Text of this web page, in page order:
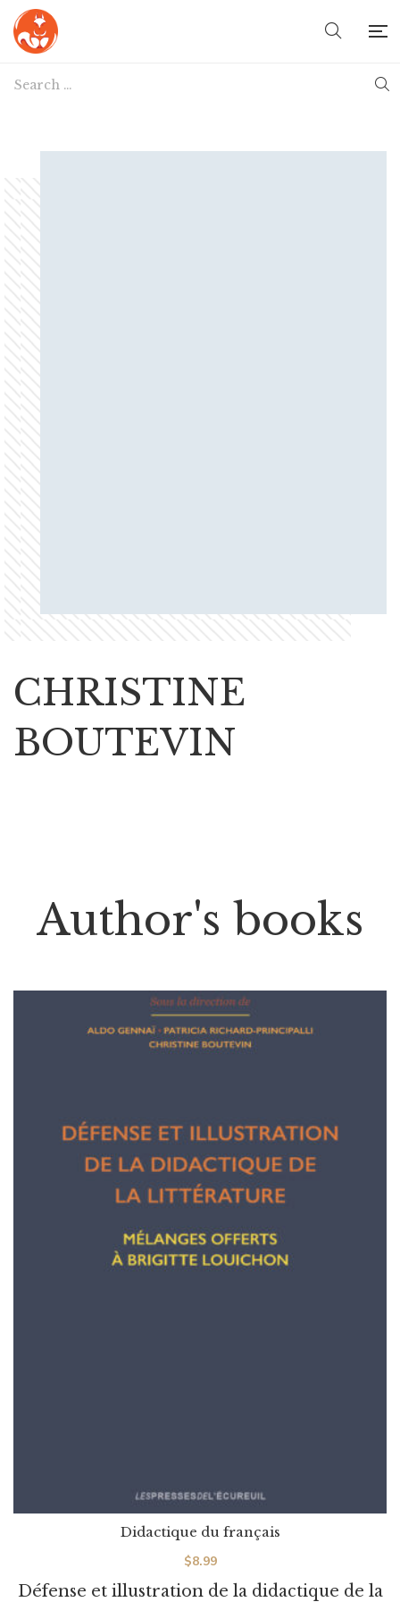
CHRISTINE
BOUTEVIN
Author's books
Défense et illustration de la didactique de la
Didactique du français
$8.99